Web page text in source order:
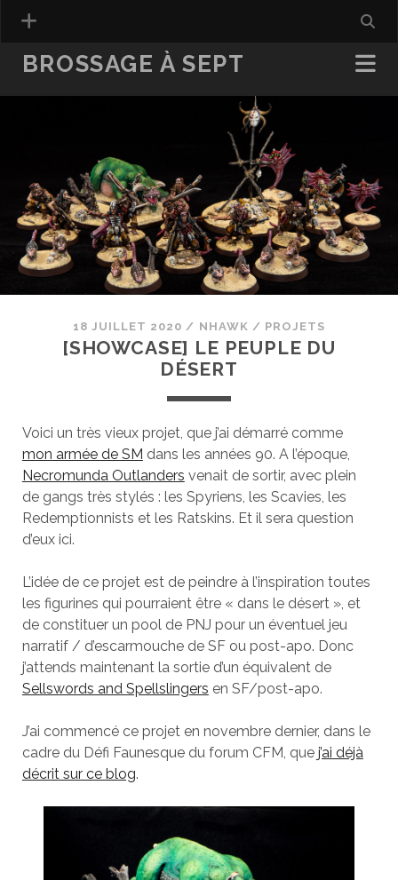
BROSSAGE À SEPT
18 JUILLET 2020 / NHAWK / PROJETS
[SHOWCASE] LE PEUPLE DU
DÉSERT
Voici un très vieux projet, que j’ai démarré comme
mon armée de SM dans les années 90. A l’époque,
Necromunda Outlanders venait de sortir, avec plein
de gangs très stylés : les Spyriens, les Scavies, les
Redemptionnists et les Ratskins. Et il sera question
d’eux ici.
L’idée de ce projet est de peindre à l’inspiration toutes
les figurines qui pourraient être « dans le désert », et
de constituer un pool de PNJ pour un éventuel jeu
narratif / d’escarmouche de SF ou post-apo. Donc
j’attends maintenant la sortie d’un équivalent de
Sellswords and Spellslingers en SF/post-apo.
J’ai commencé ce projet en novembre dernier, dans le
cadre du Défi Faunesque du forum CFM, que j’ai déjà
décrit sur ce blog.